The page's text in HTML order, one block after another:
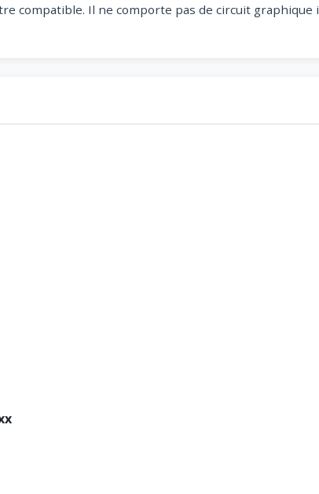
compatible. Il ne comporte pas de circuit graphique